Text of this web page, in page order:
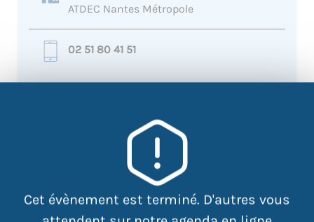
Cet évènement est terminé. D'autres vous
ATDEC Nantes Métropole
02 51 80 41 51
46 boulevard Jean Moulin.